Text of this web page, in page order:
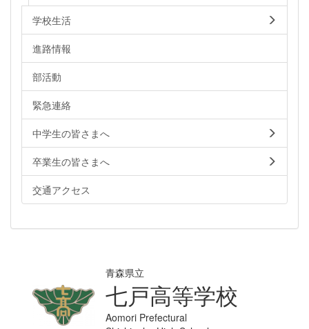
学校生活
進路情報
部活動
緊急連絡
中学生の皆さまへ
卒業生の皆さまへ
交通アクセス
青森県立
七戸高等学校
Aomori Prefectural